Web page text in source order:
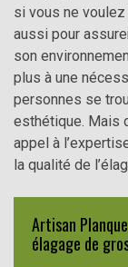
si vous ne
aussi pour
son
plus à une
personnes se
esthétique. Mais
appel à
la qualité de
Artisan
élagage de